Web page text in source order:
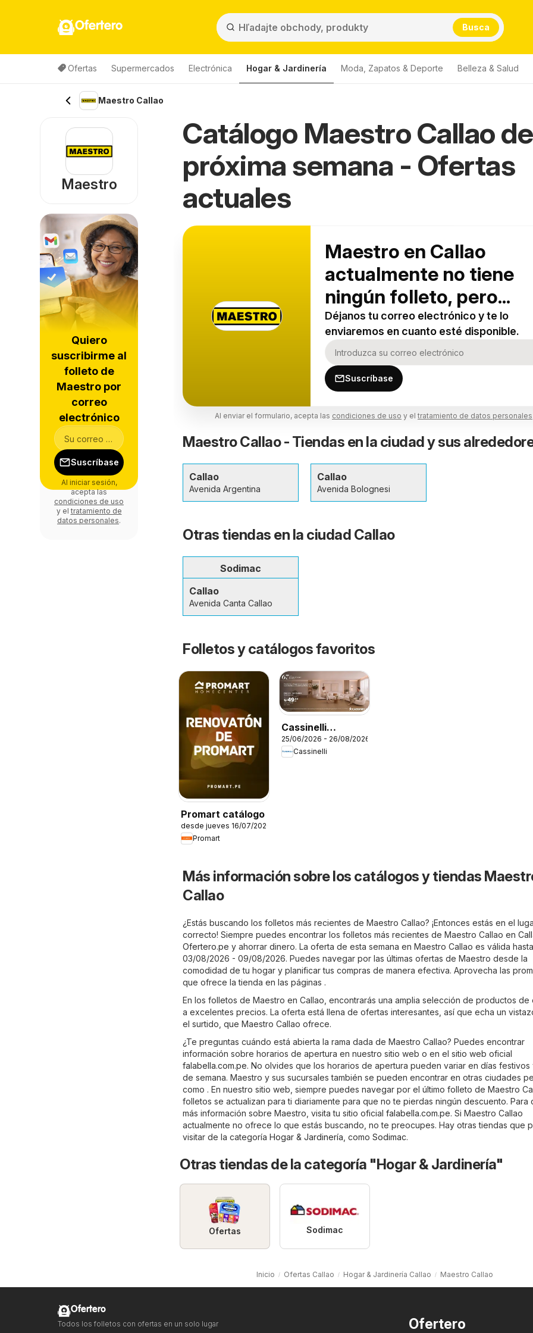
Ofertero Busca
Ofertas Supermercados Electrónica Hogar & Jardinería Moda, Zapatos & Deporte Belleza & Salud
Maestro Callao
Catálogo Maestro Callao
próxima semana - Ofertas
actuales
Maestro en Callao
actualmente no tiene
ningún folleto, pero...
Déjanos tu correo electrónico y te lo
enviaremos en cuanto esté disponible.
Suscríbase
Al enviar el formulario, acepta las condiciones de uso y el tratamiento de datos personales
Maestro Callao - Tiendas en la ciudad y sus
Callao
Avenida Argentina
Callao
Avenida Bolognesi
Otras tiendas en la ciudad Callao
Sodimac
Callao
Avenida Canta Callao
Folletos y catálogos favoritos
Promart catálogo
desde jueves 16/07/2026
Promart
Cassinelli
catálogo
25/06/2026 - 26/08/2026
Cassinelli
Más información sobre los catálogos y tiendas
Callao
¿Estás buscando los folletos más recientes de Maestro Callao? ¡Entonces estás en el
correcto! Siempre puedes encontrar los folletos más recientes de Maestro Callao en
Ofertero.pe y ahorrar dinero. La oferta de esta semana en Maestro Callao es válida hasta
03/08/2026 - 09/08/2026. Puedes navegar por las últimas ofertas de Maestro desde la
comodidad de tu hogar y planificar tus compras de manera efectiva. Aprovecha las
que ofrece la tienda en las páginas .
En los folletos de Maestro en Callao, encontrarás una amplia selección de productos de
a excelentes precios. La oferta está llena de ofertas interesantes, así que echa un
el surtido, que Maestro Callao ofrece.
¿Te preguntas cuándo está abierta la rama dada de Maestro Callao? Puedes encontrar
información sobre horarios de apertura en nuestro sitio web o en el sitio web oficial
falabella.com.pe. No olvides que los horarios de apertura pueden variar en días festivos
de semana. Maestro y sus sucursales también se pueden encontrar en otras ciudades
como . En nuestro sitio web, siempre puedes navegar por el último folleto de Maestro
folletos se actualizan para ti diariamente para que no te pierdas ningún descuento. Para
más información sobre Maestro, visita tu sitio oficial falabella.com.pe. Si Maestro Callao
actualmente no ofrece lo que estás buscando, no te preocupes. Hay otras tiendas que
visitar de la categoría Hogar & Jardinería , como Sodimac.
Otras tiendas de la categoría "Hogar & Jardinería"
Ofertas Sodimac
Inicio Ofertas Callao Hogar & Jardinería Callao Maestro Callao
Maestro
Quiero
suscribirme al
folleto de
Maestro por
correo
electrónico
Suscríbase
Al iniciar sesión,
acepta las
condiciones de uso
y el tratamiento de
datos personales.
Ofertero
Ofertero
Todos los folletos con ofertas en un solo lugar